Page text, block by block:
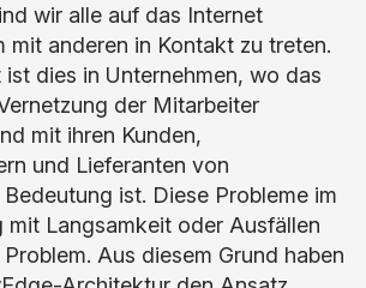
wir alle auf das Internet
mit anderen in Kontakt zu treten.
dies in Unternehmen, wo das
der Mitarbeiter
mit ihren Kunden,
und Lieferanten von
ist. Diese Probleme im
mit Langsamkeit oder Ausfällen
Aus diesem Grund haben